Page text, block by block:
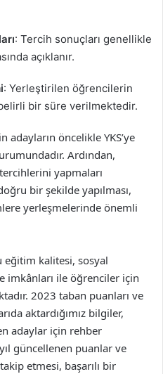
: Tercih sonuçları genellikle
açıklanır.
: Yerleştirilen öğrencilerin
bir süre verilmektedir.
adayların öncelikle YKS’ye
Ardından,
yapmaları
bir şekilde yapılması,
yerleşmelerinde önemli
eğitim kalitesi, sosyal
imkânları ile öğrenciler için
2023 taban puanları ve
aktardığımız bilgiler,
adaylar için rehber
güncellenen puanlar ve
etmesi, başarılı bir